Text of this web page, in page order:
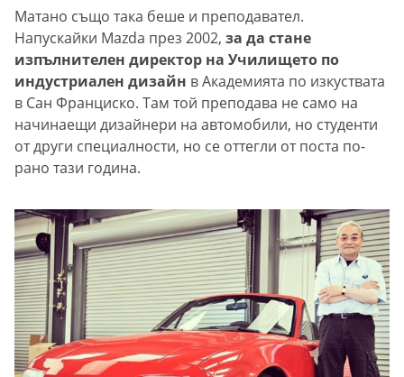
Матано също така беше и преподавател.
Напускайки Mazda през 2002, за да стане
изпълнителен директор на Училището по
индустриален дизайн в Академията по изкуствата
в Сан Франциско. Там той преподава не само на
начинаещи дизайнери на автомобили, но студенти
от други специалности, но се оттегли от поста по-
рано тази година.